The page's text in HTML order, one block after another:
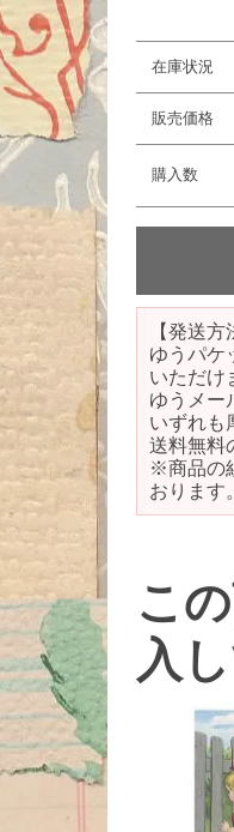
在庫状況
販売価格
購入数
【発送
ゆうパケ
いただけ
ゆうメー
いずれも
送料無料
※商品の
おります。
こ
入